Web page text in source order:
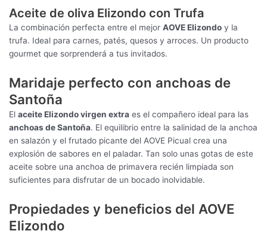
Aceite de oliva Elizondo con Trufa
La combinación perfecta entre el mejor AOVE Elizondo y la
trufa. Ideal para carnes, patés, quesos y arroces. Un producto
gourmet que sorprenderá a tus invitados.
Maridaje perfecto con anchoas de
Santoña
El aceite Elizondo virgen extra es el compañero ideal para las
anchoas de Santoña. El equilibrio entre la salinidad de la anchoa
en salazón y el frutado picante del AOVE Picual crea una
explosión de sabores en el paladar. Tan solo unas gotas de este
aceite sobre una anchoa de primavera recién limpiada son
suficientes para disfrutar de un bocado inolvidable.
Propiedades y beneficios del AOVE
Elizondo